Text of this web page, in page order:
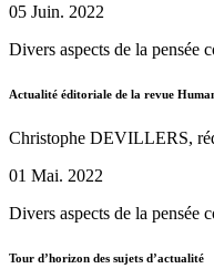
05 Juin. 2022
Divers aspects de la pensée
Actualité éditoriale de la revue
Christophe DEVILLERS,
01 Mai. 2022
Divers aspects de la pensée
Tour d’horizon des sujets d’actualité